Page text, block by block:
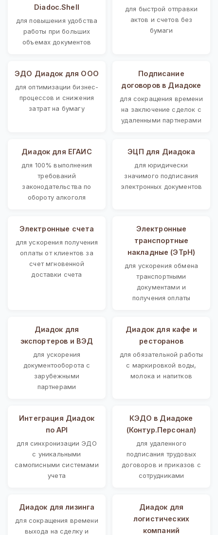
Diadoc.Shell
для повышения удобства
работы при больших
объемах документов
для быстрой отправки
актов и счетов без
бумаги
ЭДО Диадок для ООО
для оптимизации бизнес-
процессов и снижения
затрат на бумагу
Подписание
договоров в Диадоке
для сокращения времени
на заключение сделок с
удаленными партнерами
Диадок для ЕГАИС
для 100% выполнения
требований
законодательства по
обороту алкоголя
ЭЦП для Диадока
для юридически
значимого подписания
электронных документов
Электронные счета
для ускорения получения
оплаты от клиентов за
счет мгновенной
доставки счета
Электронные
транспортные
накладные (ЭТрН)
для ускорения обмена
транспортными
документами и
получения оплаты
Диадок для
экспортеров и ВЭД
для ускорения
документооборота с
зарубежными
партнерами
Диадок для кафе и
ресторанов
для обязательной работы
с маркировкой воды,
молока и напитков
Интеграция Диадок
по API
для синхронизации ЭДО
с уникальными
самописными системами
учета
КЭДО в Диадоке
(Контур.Персонал)
для удаленного
подписания трудовых
договоров и приказов с
сотрудниками
Диадок для лизинга
для сокращения времени
выхода на сделку и
Диадок для
логистических
компаний